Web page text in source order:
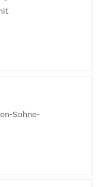
Sahne-